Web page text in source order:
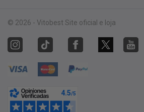
© 2026 - Vitobest Site oficial e loja